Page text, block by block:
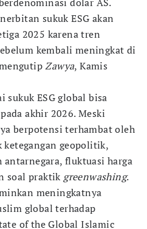
sukuk ESG akan
2025 karena tren
kembali meningkat di
Zawya, Kamis
ESG global bisa
akhir 2026. Meski
berpotensi terhambat oleh
geopolitik,
fluktuasi harga
soal praktik greenwashing.
meningkatnya
global terhadap
of the Global Islamic